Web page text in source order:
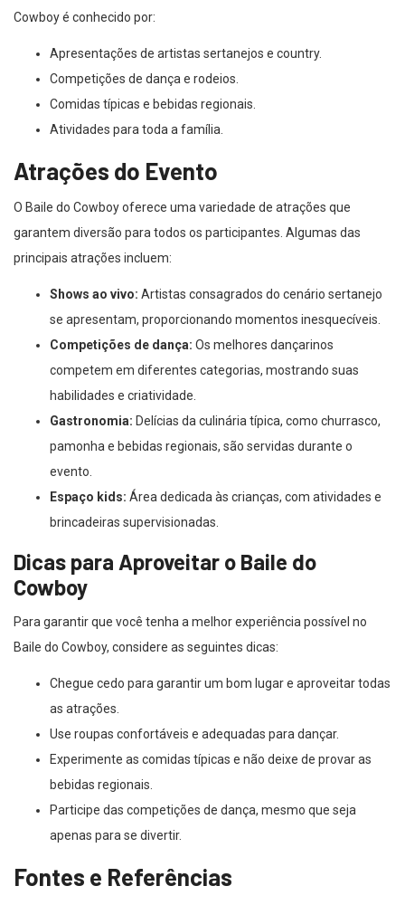
Cowboy é conhecido por:
Apresentações de artistas sertanejos e country.
Competições de dança e rodeios.
Comidas típicas e bebidas regionais.
Atividades para toda a família.
Atrações do Evento
O Baile do Cowboy oferece uma variedade de atrações que
garantem diversão para todos os participantes. Algumas das
principais atrações incluem:
Shows ao vivo: Artistas consagrados do cenário sertanejo
se apresentam, proporcionando momentos inesquecíveis.
Competições de dança: Os melhores dançarinos
competem em diferentes categorias, mostrando suas
habilidades e criatividade.
Gastronomia: Delícias da culinária típica, como churrasco,
pamonha e bebidas regionais, são servidas durante o
evento.
Espaço kids: Área dedicada às crianças, com atividades e
brincadeiras supervisionadas.
Dicas para Aproveitar o Baile do
Cowboy
Para garantir que você tenha a melhor experiência possível no
Baile do Cowboy, considere as seguintes dicas:
Chegue cedo para garantir um bom lugar e aproveitar todas
as atrações.
Use roupas confortáveis e adequadas para dançar.
Experimente as comidas típicas e não deixe de provar as
bebidas regionais.
Participe das competições de dança, mesmo que seja
apenas para se divertir.
Fontes e Referências